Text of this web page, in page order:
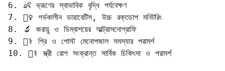
6. 👶 ভ্রূণের স্বাভাবিক বৃদ্ধি পর্যবেক্ষণ
7. 🧍‍♀️ গর্ভকালীন ডায়াবেটিস, উচ্চ রক্তচাপ মনিটরিং
8. 🔬 জরায়ু ও ডিম্বাশয়ের আল্ট্রাসনোগ্রাফি
9. 👩‍⚕️ প্রি ও পোস্ট মেনোপজাল সমস্যার পরামর্শ
10. 🧑‍⚕️ স্ত্রী রোগ সংক্রান্ত সার্বিক চিকিৎসা ও পরামর্শ